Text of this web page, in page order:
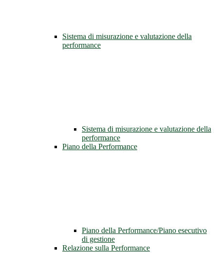
Sistema di misurazione e valutazione della
performance
Sistema di misurazione e valutazione della
performance
Piano della Performance
Piano della Performance/Piano esecutivo
di gestione
Relazione sulla Performance